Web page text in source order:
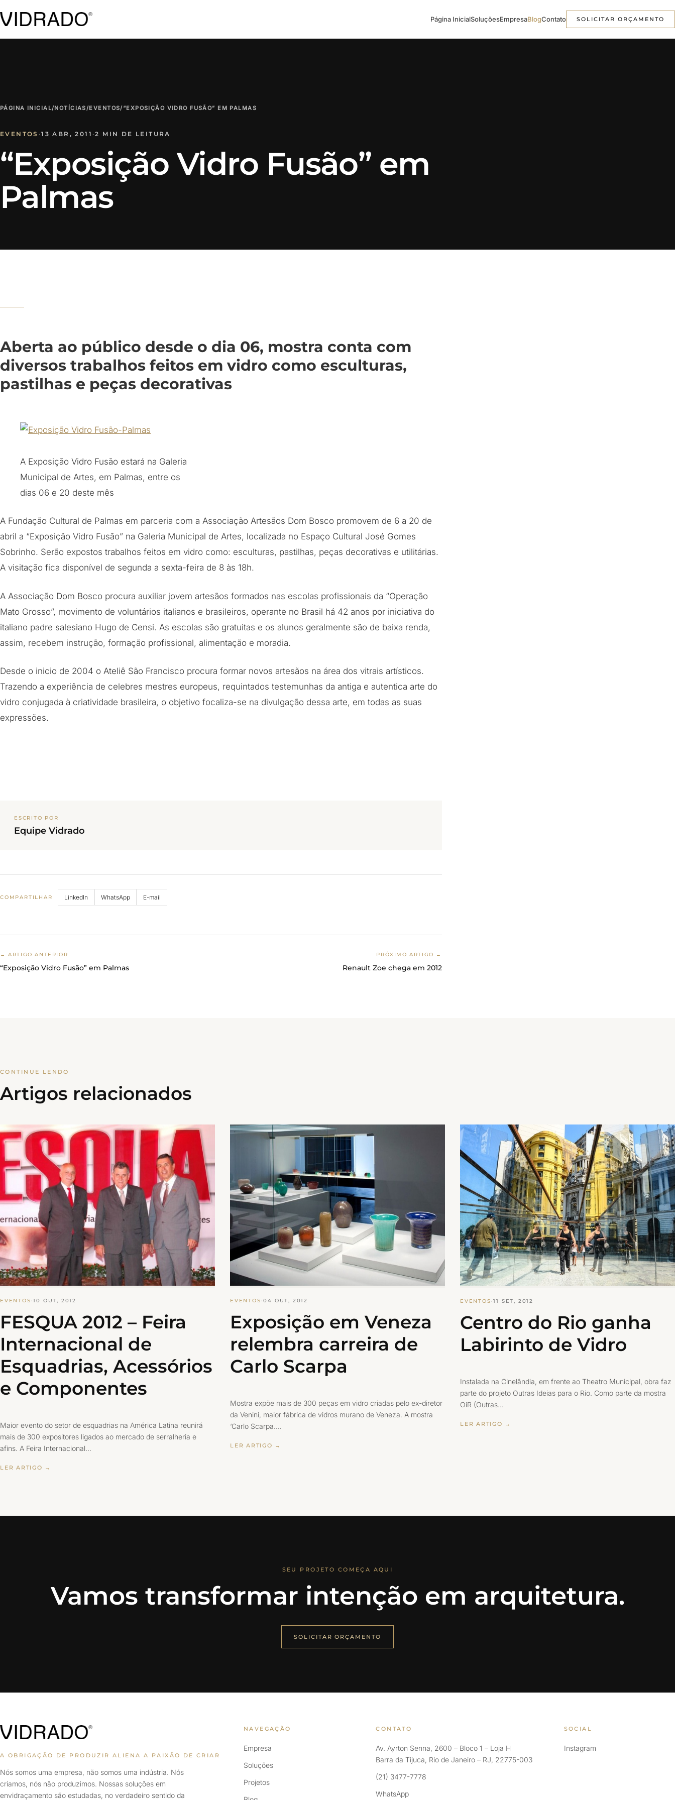
Página InicialSoluçõesEmpresaBlogContato SOLICITAR ORÇAMENTO
PÁGINA INICIAL/NOTÍCIAS/EVENTOS/“EXPOSIÇÃO VIDRO FUSÃO” EM PALMAS
EVENTOS ·13 ABR, 2011 ·2 MIN DE LEITURA
“Exposição Vidro Fusão” em
Palmas
Aberta ao público desde o dia 06, mostra conta com
diversos trabalhos feitos em vidro como esculturas,
pastilhas e peças decorativas
A Exposição Vidro Fusão estará na Galeria
Municipal de Artes, em Palmas, entre os
dias 06 e 20 deste mês
A Fundação Cultural de Palmas em parceria com a Associação Artesãos Dom Bosco promovem de 6 a 20 de
abril a “Exposição Vidro Fusão” na Galeria Municipal de Artes, localizada no Espaço Cultural José Gomes
Sobrinho. Serão expostos trabalhos feitos em vidro como: esculturas, pastilhas, peças decorativas e utilitárias.
A visitação fica disponível de segunda a sexta-feira de 8 às 18h.
A Associação Dom Bosco procura auxiliar jovem artesãos formados nas escolas profissionais da “Operação
Mato Grosso”, movimento de voluntários italianos e brasileiros, operante no Brasil há 42 anos por iniciativa do
italiano padre salesiano Hugo de Censi. As escolas são gratuitas e os alunos geralmente são de baixa renda,
assim, recebem instrução, formação profissional, alimentação e moradia.
Desde o inicio de 2004 o Ateliê São Francisco procura formar novos artesãos na área dos vitrais artísticos.
Trazendo a experiência de celebres mestres europeus, requintados testemunhas da antiga e autentica arte do
vidro conjugada à criatividade brasileira, o objetivo focaliza-se na divulgação dessa arte, em todas as suas
expressões.
ESCRITO POR
Equipe Vidrado
COMPARTILHAR LinkedIn WhatsApp E-mail
← ARTIGO ANTERIOR
“Exposição Vidro Fusão” em Palmas
PRÓXIMO ARTIGO →
Renault Zoe chega em 2012
CONTINUE LENDO
Artigos relacionados
EVENTOS·10 OUT, 2012
FESQUA 2012 – Feira
Internacional de
Esquadrias, Acessórios
e Componentes
Maior evento do setor de esquadrias na América Latina reunirá
mais de 300 expositores ligados ao mercado de serralheria e
afins. A Feira Internacional…
LER ARTIGO →
EVENTOS·04 OUT, 2012
Exposição em Veneza
relembra carreira de
Carlo Scarpa
Mostra expõe mais de 300 peças em vidro criadas pelo ex-diretor
da Venini, maior fábrica de vidros murano de Veneza. A mostra
‘Carlo Scarpa.…
LER ARTIGO →
EVENTOS·11 SET, 2012
Centro do Rio ganha
Labirinto de Vidro
Instalada na Cinelândia, em frente ao Theatro Municipal, obra faz
parte do projeto Outras Ideias para o Rio. Como parte da mostra
OiR (Outras…
LER ARTIGO →
SEU PROJETO COMEÇA AQUI
Vamos transformar intenção em arquitetura.
SOLICITAR ORÇAMENTO
A OBRIGAÇÃO DE PRODUZIR ALIENA A PAIXÃO DE CRIAR
Nós somos uma empresa, não somos uma indústria. Nós
criamos, nós não produzimos. Nossas soluções em
envidraçamento são estudadas, no verdadeiro sentido da
NAVEGAÇÃO
Empresa
Soluções
Projetos
CONTATO
Av. Ayrton Senna, 2600 – Bloco 1 – Loja H
Barra da Tijuca, Rio de Janeiro – RJ, 22775-003
(21) 3477-7778
WhatsApp
SOCIAL
Instagram